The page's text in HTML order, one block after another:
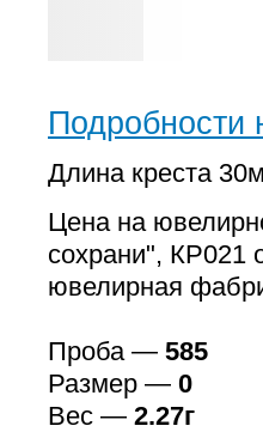
Подробности
Длина креста
Цена на
сохрани", КР021
ювелирная
Проба — 585
Размер — 0
Вес — 2.27г